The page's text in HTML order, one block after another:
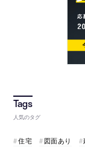
人気のタグ
住宅 図面あり